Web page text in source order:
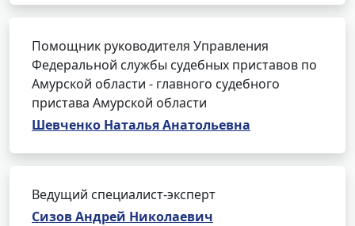
Помощник руководителя Управления
Федеральной службы судебных приставов по
Амурской области - главного судебного
пристава Амурской области
Шевченко Наталья Анатольевна
Ведущий специалист-эксперт
Сизов Андрей Николаевич